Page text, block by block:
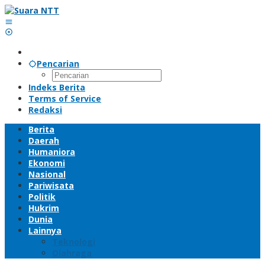
Lewati
ke
konten
Pencarian
Indeks Berita
Terms of Service
Redaksi
Berita
Daerah
Humaniora
Ekonomi
Nasional
Pariwisata
Politik
Hukrim
Dunia
Lainnya
Teknologi
Olahraga